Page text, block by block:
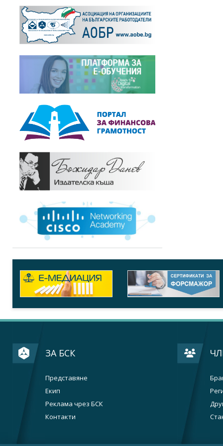
Новини, 11.12.2006
"2006 г. през погледа на бизнеса"
"2005 г. през погледа на бизнеса"
ЗА БСК
Представяне
Екип
Реклама чрез БСК
Контакти